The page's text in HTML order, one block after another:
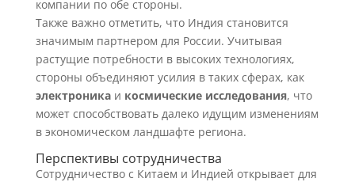
компании по обе стороны.
Также важно отметить, что Индия становится
значимым партнером для России. Учитывая
растущие потребности в высоких технологиях,
стороны объединяют усилия в таких сферах, как
электроникаи космические исследования, что
может способствовать далеко идущим изменениям
в экономическом ландшафте региона.
Перспективы сотрудничества
Сотрудничество с Китаем и Индией открывает для